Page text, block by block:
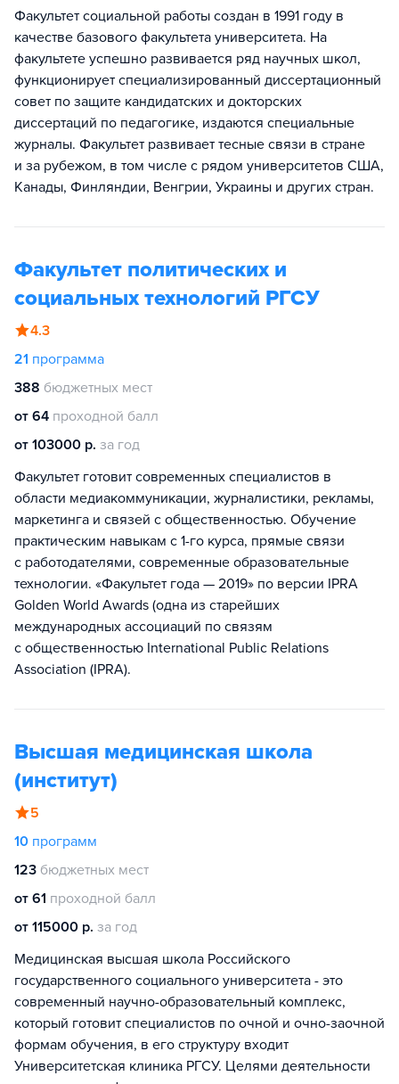
Факультет социальной работы создан в 1991 году в
качестве базового факультета университета. На
факультете успешно развивается ряд научных школ,
функционирует специализированный диссертационный
совет по защите кандидатских и докторских
диссертаций по педагогике, издаются специальные
журналы. Факультет развивает тесные связи в стране
и за рубежом, в том числе с рядом университетов США,
Канады, Финляндии, Венгрии, Украины и других стран.
Факультет политических и
социальных технологий РГСУ
4.3
21 программа
388 бюджетных мест
от 64 проходной балл
от 103000 р. за год
Факультет готовит современных специалистов в
области медиакоммуникации, журналистики, рекламы,
маркетинга и связей с общественностью. Обучение
практическим навыкам с 1-го курса, прямые связи
с работодателями, современные образовательные
технологии. «Факультет года — 2019» по версии IPRA
Golden World Awards (одна из старейших
международных ассоциаций по связям
с общественностью International Public Relations
Association (IPRA).
Высшая медицинская школа
(институт)
5
10 программ
123 бюджетных мест
от 61 проходной балл
от 115000 р. за год
Медицинская высшая школа Российского
государственного социального университета - это
современный научно-образовательный комплекс,
который готовит специалистов по очной и очно-заочной
формам обучения, в его структуру входит
Университетская клиника РГСУ. Целями деятельности